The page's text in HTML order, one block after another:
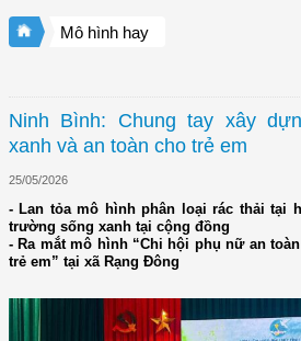
Mô hình hay
Ninh Bình: Chung tay xây
xanh và an toàn cho trẻ em
25/05/2026
- Lan tỏa mô hình phân loại rác thải tại
trường sống xanh tại cộng đồng
- Ra mắt mô hình “Chi hội phụ nữ an
trẻ em” tại xã Rạng Đông